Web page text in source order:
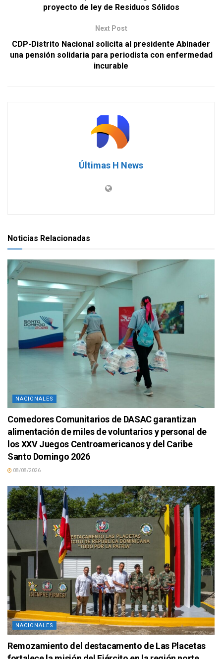
proyecto de ley de Residuos Sólidos
Next Post
CDP-Distrito Nacional solicita al presidente Abinader
una pensión solidaria para periodista con enfermedad
incurable
Últimas H News
Noticias Relacionadas
NACIONALES
Comedores Comunitarios de DASAC garantizan
alimentación de miles de voluntarios y personal de
los XXV Juegos Centroamericanos y del Caribe
Santo Domingo 2026
08/08/2026
NACIONALES
Remozamiento del destacamento de Las Placetas